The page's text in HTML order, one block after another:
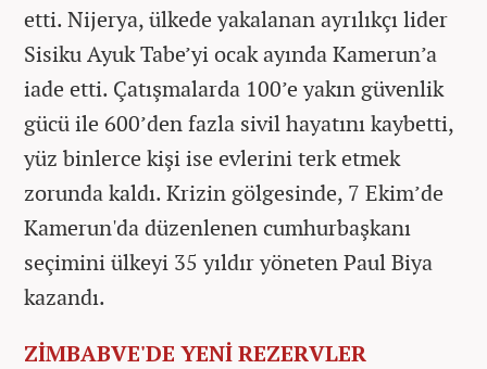
etti. Nijerya, ülkede yakalanan ayrılıkçı lider
Sisiku Ayuk Tabe’yi ocak ayında Kamerun’a
iade etti. Çatışmalarda 100’e yakın güvenlik
gücü ile 600’den fazla sivil hayatını kaybetti,
yüz binlerce kişi ise evlerini terk etmek
zorunda kaldı. Krizin gölgesinde, 7 Ekim’de
Kamerun'da düzenlenen cumhurbaşkanı
seçimini ülkeyi 35 yıldır yöneten Paul Biya
kazandı.
ZİMBABVE'DE YENİ REZERVLER